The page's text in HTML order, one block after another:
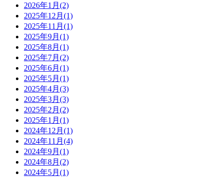
2026年1月 (2)
2025年12月 (1)
2025年11月 (1)
2025年9月 (1)
2025年8月 (1)
2025年7月 (2)
2025年6月 (1)
2025年5月 (1)
2025年4月 (3)
2025年3月 (3)
2025年2月 (2)
2025年1月 (1)
2024年12月 (1)
2024年11月 (4)
2024年9月 (1)
2024年8月 (2)
2024年5月 (1)